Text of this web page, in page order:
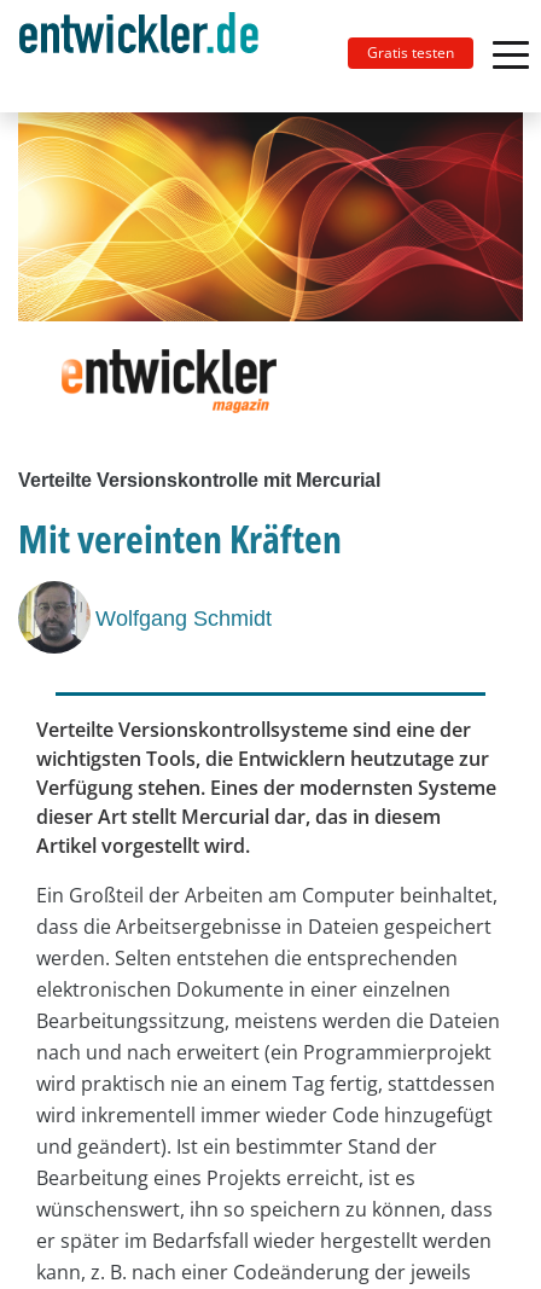
Gratis testen
Verteilte Versionskontrolle mit Mercurial
Mit vereinten Kräften
Wolfgang Schmidt
Verteilte Versionskontrollsysteme sind eine der
wichtigsten Tools, die Entwicklern heutzutage zur
Verfügung stehen. Eines der modernsten Systeme
dieser Art stellt Mercurial dar, das in diesem
Artikel vorgestellt wird.
Ein Großteil der Arbeiten am Computer beinhaltet,
dass die Arbeitsergebnisse in Dateien gespeichert
werden. Selten entstehen die entsprechenden
elektronischen Dokumente in einer einzelnen
Bearbeitungssitzung, meistens werden die Dateien
nach und nach erweitert (ein Programmierprojekt
wird praktisch nie an einem Tag fertig, stattdessen
wird inkrementell immer wieder Code hinzugefügt
und geändert). Ist ein bestimmter Stand der
Bearbeitung eines Projekts erreicht, ist es
wünschenswert, ihn so speichern zu können, dass
er später im Bedarfsfall wieder hergestellt werden
kann, z. B. nach einer Codeänderung der jeweils